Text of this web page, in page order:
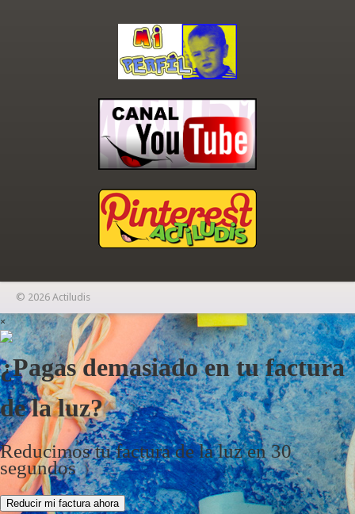
© 2026 Actiludis
×
¿Pagas demasiado en tu factura
de la luz?
Reducimos tu factura de la luz en 30
segundos
Reducir mi factura ahora